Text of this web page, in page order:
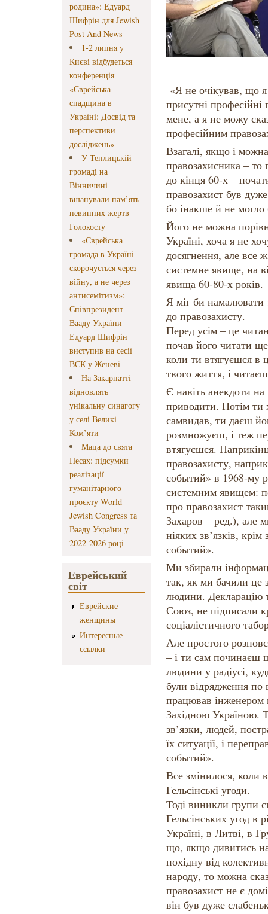
родина»: Едуард
Шифрін для Jewish
Post And News
1-2 липня у
Києві відбудеться
конференція
«Єврейська
спадщина в
Україні: Досвід та
перспективи
досліджень»
У Теплицькій
громаді на
Вінничині
вшанували пам’ять
невинних жертв
Голокосту
«Єврейська
громада в Україні
скорочується через
війну, а не через
антисемітизм»:
Співпрезидент
Вааду України
Едуард Шифрін
виступив на сесії
ВЄК у Женеві
На Закарпатті
відновлять
унікальну синагогу
у селі Великі
Ком’яти
Маца до свята
Песах: підсумки
реалізації
гуманітарного
проєкту World
Jewish Congress та
Вааду України у
2022-2026 році
Еврейський
світ
Еврейские
женщины
Интересные
ссылки
«Я не очікував, що
присутні професійні
мене, а я не можу
професійним
Взагалі, якщо і
правозахисника – то
до кінця 60-х –
правозахист був
бо інакше й не могло
Його не можна
Україні, хоча я не
досягнення, але все
системне явище, на
явища 60-80-х років.
Я міг би
до правозахисту.
Перед усім – це
почав його читати
коли ти втягуєшся в
твого життя, і
Є навіть анекдоти
приводити. Потім
самвидав, ти даєш
розмножуєш, і теж
втягуєшся.
правозахисту,
событий» в 1968-му
системним явищем:
про правозахист
Захаров – ред.), але
ніяких зв’язків,
событий».
Ми збирали
так, як ми бачили це
людини. Декларацію
Союз, не підписали
соціалістичного
Але простого
– і ти сам починаєш
людини у радіусі,
були відрядження по
працював інженером
Західною Україною.
зв’язки, людей,
їх ситуації, і
событий».
Все змінилося, коли
Гельсінські угоди.
Тоді виникли групи
Гельсінських угод в
Україні, в Литві, в
що, якщо дивитись
похідну від
народу, то можна
правозахист не є
він був дуже